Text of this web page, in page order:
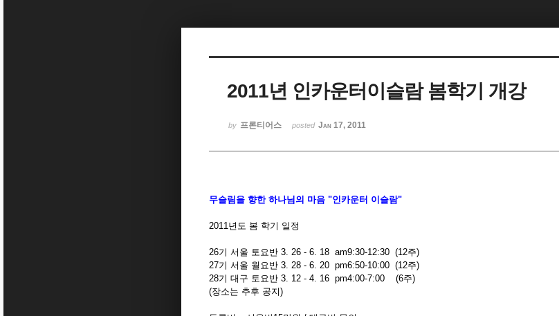
2011년 인카운터이슬람 봄학기 개강
by 프론티어스 posted Jan 17, 2011
무슬림을 향한 하나님의 마음 "인카운터 이슬람"
2011년도 봄 학기 일정
26기 서울 토요반 3. 26 - 6. 18 am9:30-12:30 (12주)
27기 서울 월요반 3. 28 - 6. 20 pm6:50-10:00 (12주)
28기 대구 토요반 3. 12 - 4. 16 pm4:00-7:00 (6주)
(장소는 추후 공지)
Sketchbook5, 스케치북5
Sketchbook5, 스케치북5